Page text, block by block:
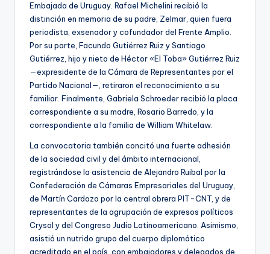
Embajada de Uruguay. Rafael Michelini recibió la
distinción en memoria de su padre, Zelmar, quien fuera
periodista, exsenador y cofundador del Frente Amplio.
Por su parte, Facundo Gutiérrez Ruiz y Santiago
Gutiérrez, hijo y nieto de Héctor «El Toba» Gutiérrez Ruiz
—expresidente de la Cámara de Representantes por el
Partido Nacional—, retiraron el reconocimiento a su
familiar. Finalmente, Gabriela Schroeder recibió la placa
correspondiente a su madre, Rosario Barredo, y la
correspondiente a la familia de William Whitelaw.
La convocatoria también concitó una fuerte adhesión
de la sociedad civil y del ámbito internacional,
registrándose la asistencia de Alejandro Ruibal por la
Confederación de Cámaras Empresariales del Uruguay,
de Martín Cardozo por la central obrera PIT-CNT, y de
representantes de la agrupación de expresos políticos
Crysol y del Congreso Judío Latinoamericano. Asimismo,
asistió un nutrido grupo del cuerpo diplomático
acreditado en el país, con embajadores y delegados de